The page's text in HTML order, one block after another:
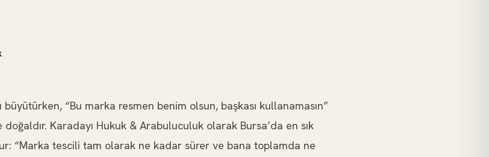
“Bu marka resmen benim olsun, başkası kullanamasın”
Karadayı Hukuk & Arabuluculuk olarak Bursa’da en sık
“Marka tescili tam olarak ne kadar sürer ve bana toplamda ne